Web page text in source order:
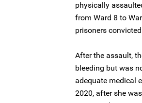
physically
from Ward 8 to
prisoners
After the assault,
bleeding but was
adequate medical
2020, after she